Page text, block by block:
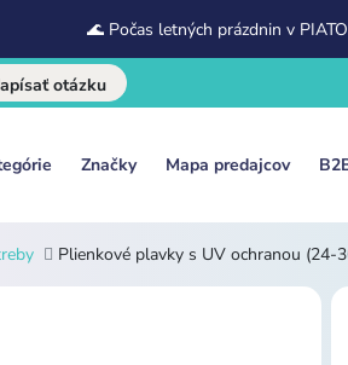
🌊 Počas letných prázdnin v
otázku
Značky Mapa predajcov
Plienkové plavky s UV ochranou (24-